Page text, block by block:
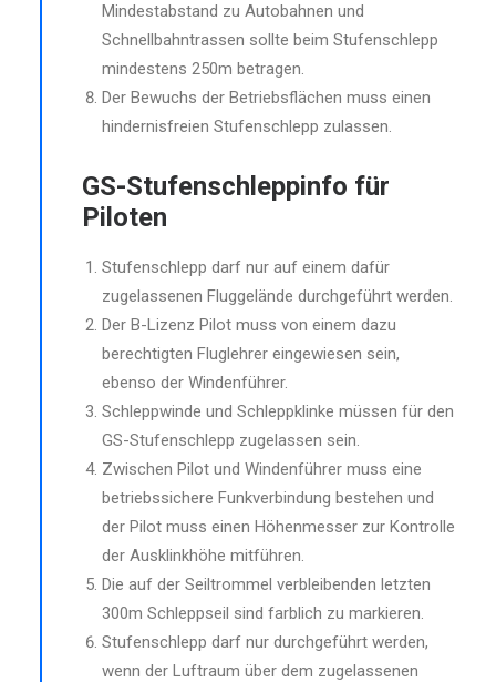
Mindestabstand zu Autobahnen und
Schnellbahntrassen sollte beim Stufenschlepp
mindestens 250m betragen.
Der Bewuchs der Betriebsflächen muss einen
hindernisfreien Stufenschlepp zulassen.
GS-Stufenschleppinfo für
Piloten
Stufenschlepp darf nur auf einem dafür
zugelassenen Fluggelände durchgeführt werden.
Der B-Lizenz Pilot muss von einem dazu
berechtigten Fluglehrer eingewiesen sein,
ebenso der Windenführer.
Schleppwinde und Schleppklinke müssen für den
GS-Stufenschlepp zugelassen sein.
Zwischen Pilot und Windenführer muss eine
betriebssichere Funkverbindung bestehen und
der Pilot muss einen Höhenmesser zur Kontrolle
der Ausklinkhöhe mitführen.
Die auf der Seiltrommel verbleibenden letzten
300m Schleppseil sind farblich zu markieren.
Stufenschlepp darf nur durchgeführt werden,
wenn der Luftraum über dem zugelassenen